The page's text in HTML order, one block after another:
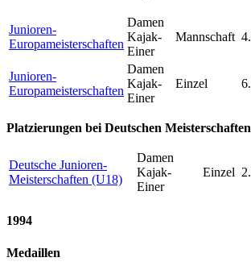
Junioren-
Europameisterschaften
Damen
Kajak-
Einer
Mannschaft 4.
Junioren-
Europameisterschaften
Damen
Kajak-
Einer
Einzel 6.
Platzierungen bei Deutschen Meisterschaften
Deutsche Junioren-
Meisterschaften (U18)
Damen
Kajak-
Einer
Einzel 2.
1994
Medaillen